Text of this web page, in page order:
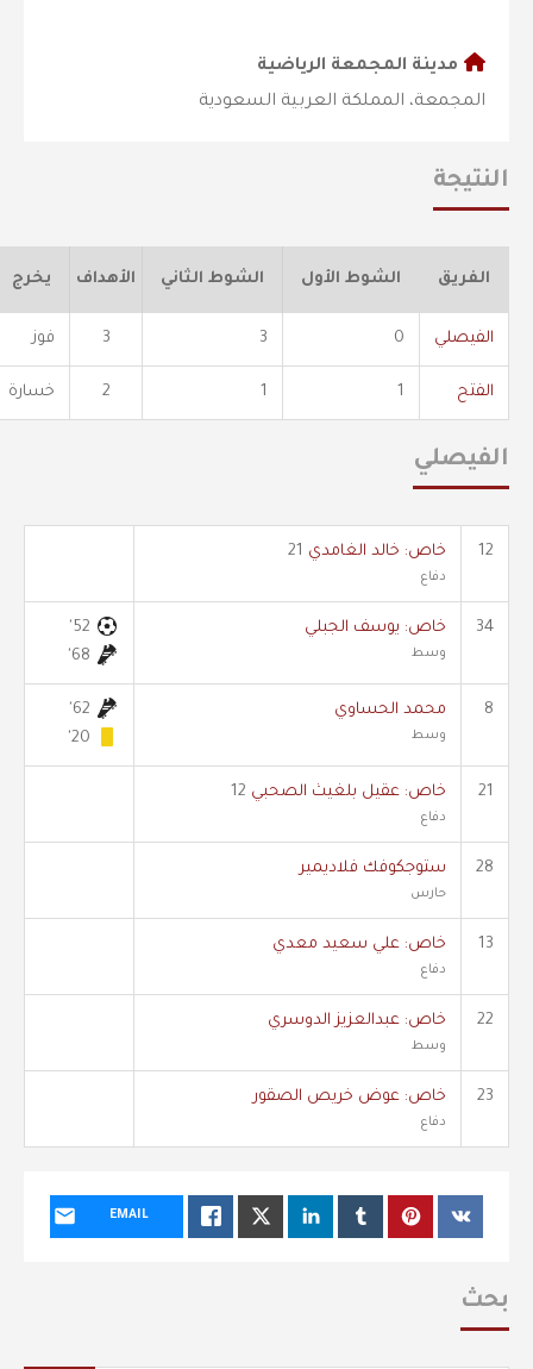
مدينة المجمعة الرياضية
المجمعة، المملكة العربية السعودية
النتيجة
الفريق الشوط الأول الشوط الثاني الأهداف يخرج
الفيصلي 0
3
3 فوز
الفتح 1
1
2 خسارة
الفيصلي
12 خاص: خالد الغامدي 21
دفاع
34 خاص: يوسف الجبلي
وسط
8 محمد الحساوي
وسط
21 خاص: عقيل بلغيث الصحبي 12
دفاع
28 ستوجكوفك فلاديمير
حارس
13 خاص: علي سعيد معدي
دفاع
22 خاص: عبدالعزيز الدوسري
وسط
23 خاص: عوض خريص الصقور
دفاع
EMAIL
بحث